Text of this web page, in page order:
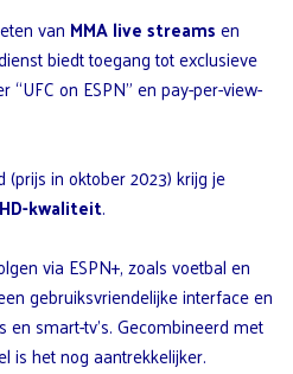
van MMA live streamsen
biedt toegang tot exclusieve
on ESPN” en pay-per-view-
in oktober 2023) krijg je
kwaliteit.
via ESPN+, zoals voetbal en
gebruiksvriendelijke interface en
smart-tv’s. Gecombineerd met
is het nog aantrekkelijker.